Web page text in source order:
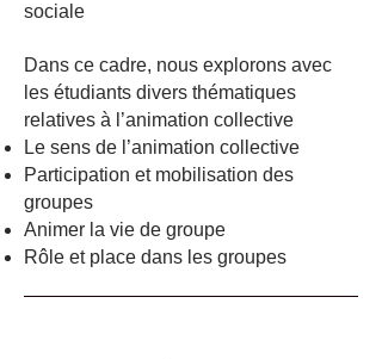
sociale
Dans ce cadre, nous explorons avec
les étudiants divers thématiques
relatives à l’animation collective
Le sens de l’animation collective
Participation et mobilisation des
groupes
Animer la vie de groupe
Rôle et place dans les groupes